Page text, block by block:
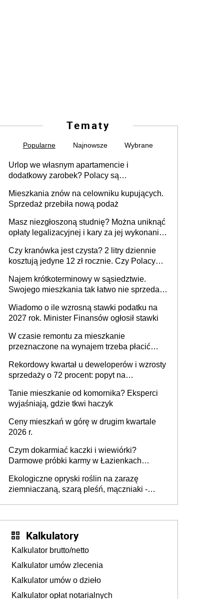
Tematy
Popularne Najnowsze Wybrane
Urlop we własnym apartamencie i
dodatkowy zarobek? Polacy są
Mieszkania znów na celowniku kupujących.
Sprzedaż przebiła nową podaż
Masz niezgłoszoną studnię? Można uniknąć
opłaty legalizacyjnej i kary za jej wykonanie,
Czy kranówka jest czysta? 2 litry dziennie
kosztują jedyne 12 zł rocznie. Czy Polacy
Najem krótkoterminowy w sąsiedztwie.
Swojego mieszkania tak łatwo nie sprzedaż
Wiadomo o ile wzrosną stawki podatku na
2027 rok. Minister Finansów ogłosił stawki
W czasie remontu za mieszkanie
przeznaczone na wynajem trzeba płacić
realizuje w nim potrzeb mieszkaniowych
Rekordowy kwartał u deweloperów i wzrosty
sprzedaży o 72 procent: popyt na
Tanie mieszkanie od komornika? Eksperci
wyjaśniają, gdzie tkwi haczyk
Ceny mieszkań w górę w drugim kwartale
2026 r.
Czym dokarmiać kaczki i wiewiórki?
Darmowe próbki karmy w Łazienkach
edukacyjna]
Ekologiczne opryski roślin na zarazę
ziemniaczaną, szarą pleśń, mączniaki -
Kalkulatory
Kalkulator brutto/netto
Kalkulator umów zlecenia
Kalkulator umów o dzieło
Kalkulator opłat notarialnych